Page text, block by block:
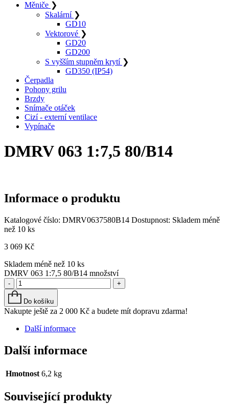
Měniče ❯
Skalární ❯
GD10
Vektorové ❯
GD20
GD200
S vyšším stupněm krytí ❯
GD350 (IP54)
Čerpadla
Pohony grilu
Brzdy
Snímače otáček
Cizí - externí ventilace
Vypínače
DMRV 063 1:7,5 80/B14
Informace o produktu
Katalogové číslo: DMRV0637580B14 Dostupnost: Skladem méně
než 10 ks
3 069 Kč
Skladem méně než 10 ks
DMRV 063 1:7,5 80/B14 množství
- +
Do košíku
Nakupte ještě za 2 000 Kč a budete mít dopravu zdarma!
Další informace
Další informace
Hmotnost 6,2 kg
Související produkty